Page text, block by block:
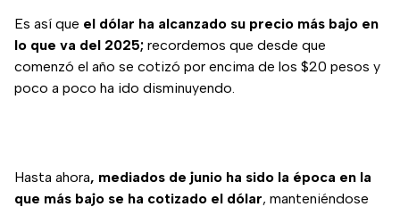
Es así que el dólar ha alcanzado su precio más bajo en
lo que va del 2025; recordemos que desde que
comenzó el año se cotizó por encima de los $20 pesos y
poco a poco ha ido disminuyendo.
Hasta ahora, mediados de junio ha sido la época en la
que más bajo se ha cotizado el dólar, manteniéndose